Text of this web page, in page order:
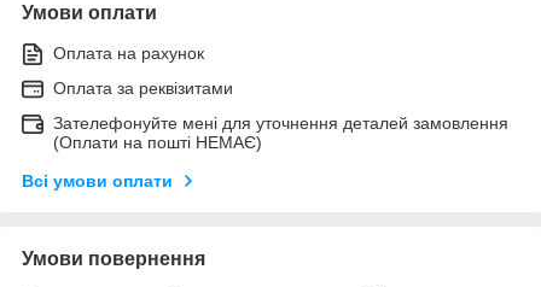
Умови оплати
Оплата на рахунок
Оплата за реквізитами
Зателефонуйте мені для уточнення деталей замовлення
(Оплати на пошті НЕМАЄ)
Всі умови оплати
Умови повернення